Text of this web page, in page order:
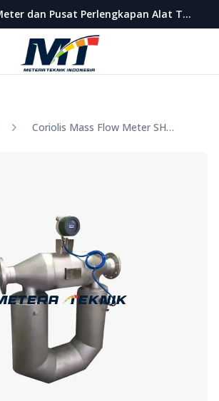
Distributor Flow Meter dan Pusat Perlengkapan Alat Teknik Indonesia
Metera Teknik Indonesia
Coriolis Mass Flow Meter SHM Size 1 1/4 Inch